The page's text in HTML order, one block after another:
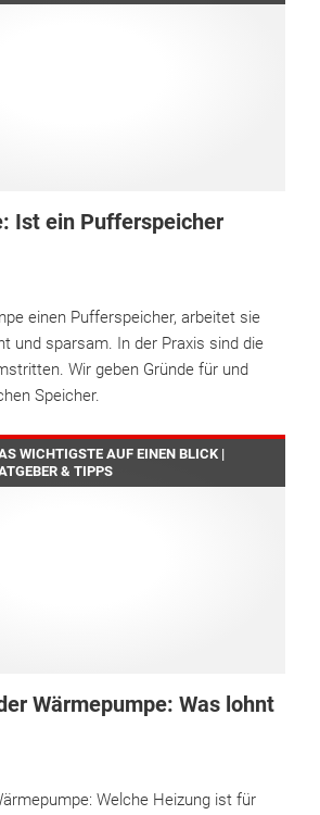
Ist ein Pufferspeicher
einen Pufferspeicher, arbeitet sie
und sparsam. In der Praxis sind die
Wir geben Gründe für und
Speicher.
WICHTIGSTE AUF EINEN BLICK |
& TIPPS
Wärmepumpe: Was lohnt
Welche Heizung ist für